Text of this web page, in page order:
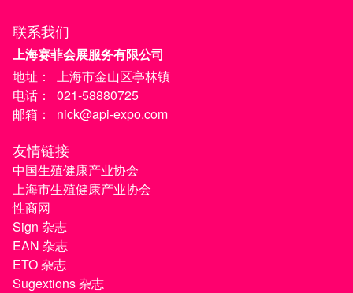
联系我们
上海赛菲会展服务有限公司
地址：
上海市金山区亭林镇
电话：
021-58880725
邮箱：
nick@api-expo.com
友情链接
中国生殖健康产业协会
上海市生殖健康产业协会
性商网
Sign 杂志
EAN 杂志
ETO 杂志
Sugextions 杂志